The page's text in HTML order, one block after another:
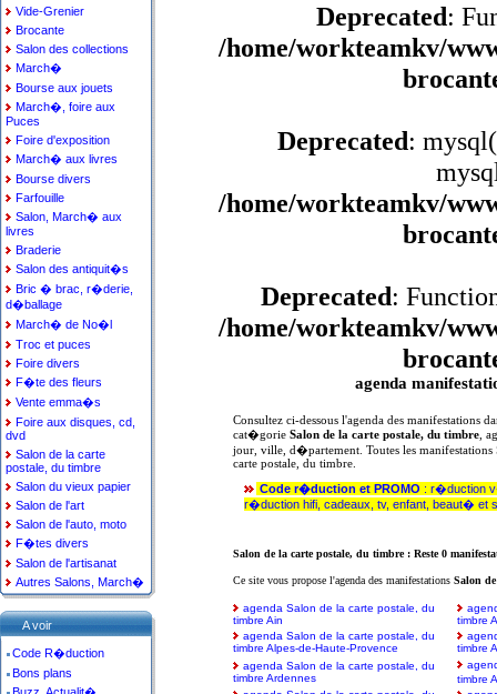
Deprecated:
/home/workteamkv/
Deprecated:
/home/workteamkv/
Deprecated:
/home/workteamkv/
agenda
Consultez ci-dessous l'agenda des manifestations
cat�gorie Salon de la carte postale, du timbre ,
jour, ville, d�partement. Toutes les manifestations
carte postale, du timbre.
Code r�duction et PROMO : r�duction
r�duction hifi, cadeaux, tv, enfant, beaut� et
Salon de la carte postale, du timbre : Reste 0
Ce site vous propose l'agenda des manifestations Salon
agenda Salon de la carte postale, du
timbre Ain
timbre
agenda Salon de la carte postale, du
timbre Alpes-de-Haute-Provence
timbre
agenda Salon de la carte postale, du
timbre Ardennes
timbre
Vide-Grenier
Brocante
Salon des collections
March�
Bourse aux jouets
March�, foire aux
Puces
Foire d'exposition
March� aux livres
Bourse divers
Farfouille
Salon, March� aux
livres
Braderie
Salon des antiquit�s
Bric � brac, r�derie,
d�ballage
March� de No�l
Troc et puces
Foire divers
F�te des fleurs
Vente emma�s
Foire aux disques, cd,
dvd
Salon de la carte
postale, du timbre
Salon du vieux papier
Salon de l'art
Salon de l'auto, moto
F�tes divers
Salon de l'artisanat
Autres Salons, March�
A voir
Code R�duction
Bons plans